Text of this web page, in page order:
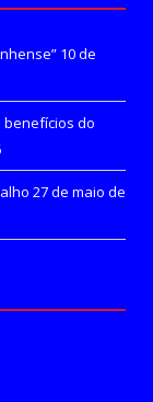
10 de
benefícios do
27 de maio de